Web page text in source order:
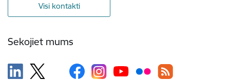
Visi kontakti
Sekojiet mums